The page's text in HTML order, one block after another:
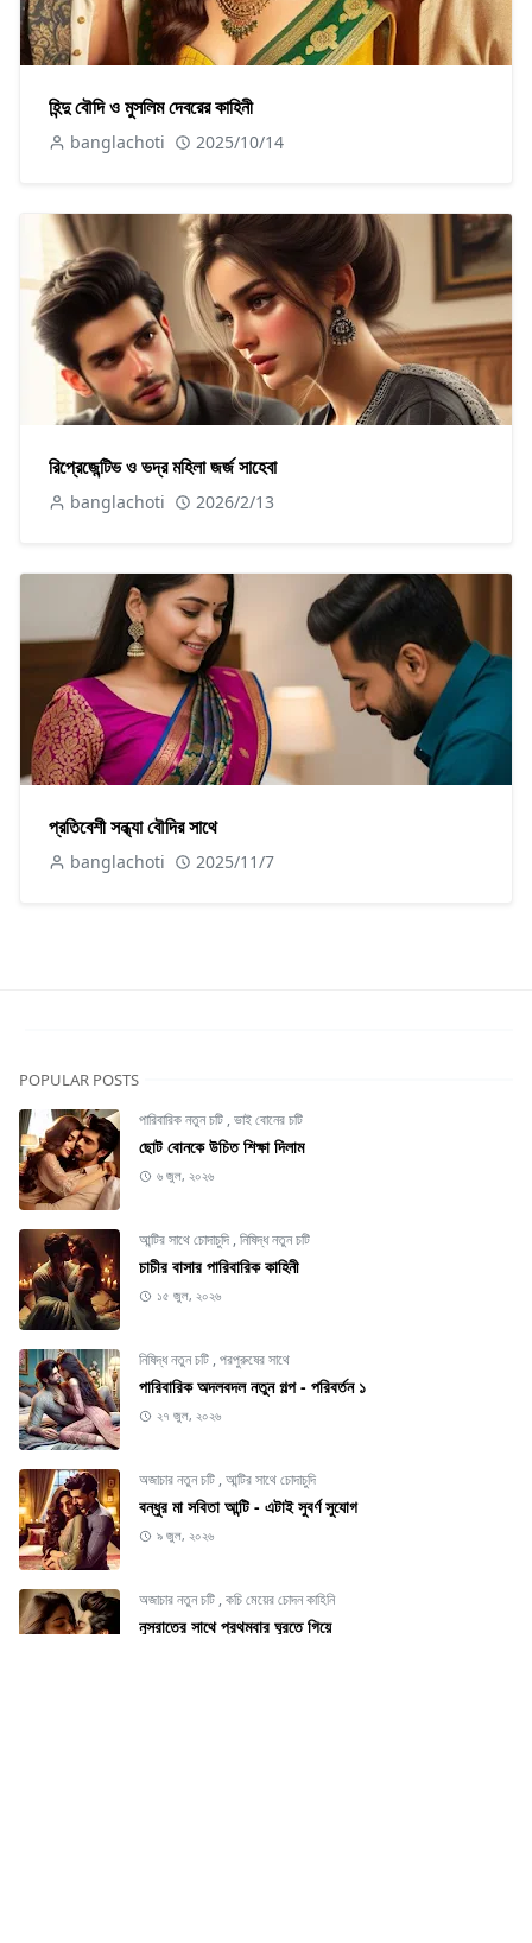
হিন্দু বৌদি ও মুসলিম দেবরের কাহিনী
banglachoti 2025/10/14
রিপ্রেজেন্টিভ ও ভদ্র মহিলা জর্জ সাহেবা
banglachoti 2026/2/13
প্রতিবেশী সন্ধ্যা বৌদির সাথে
banglachoti 2025/11/7
POPULAR POSTS
পারিবারিক নতুন চটি ,ভাই বোনের চটি
ছোট বোনকে উচিত শিক্ষা দিলাম
৬ জুল, ২০২৬
আন্টির সাথে চোদাচুদি ,নিষিদ্ধ নতুন চটি
চাচীর বাসার পারিবারিক কাহিনী
১৫ জুল, ২০২৬
নিষিদ্ধ নতুন চটি ,পরপুরুষের সাথে
পারিবারিক অদলবদল নতুন গল্প - পরিবর্তন ১
২৭ জুল, ২০২৬
অজাচার নতুন চটি ,আন্টির সাথে চোদাচুদি
বন্ধুর মা সবিতা আন্টি - এটাই সুবর্ণ সুযোগ
৯ জুল, ২০২৬
অজাচার নতুন চটি ,কচি মেয়ের চোদন কাহিনি
নুসরাতের সাথে প্রথমবার ঘুরতে গিয়ে